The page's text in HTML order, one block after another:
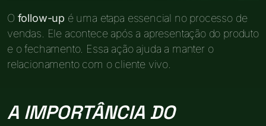
O follow-up é uma etapa essencial no processo de
vendas. Ele acontece após a apresentação do produto
e o fechamento. Essa ação ajuda a manter o
relacionamento com o cliente vivo.
A IMPORTÂNCIA DO